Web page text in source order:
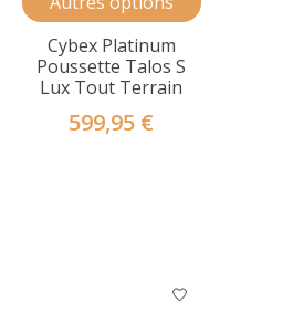
Cybex Platinum
Poussette Talos S
Lux Tout Terrain
599,95 €